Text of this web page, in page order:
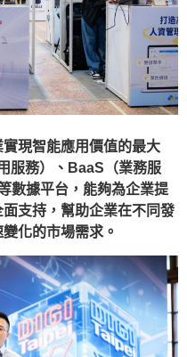
現智能應用價值的最大
服務）、BaaS（業務服
數據平台，能夠為企業提
支持，幫助企業在不同發
化的市場需求。